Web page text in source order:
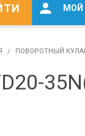
 МОЙ
ПОВОРОТНЫЙ